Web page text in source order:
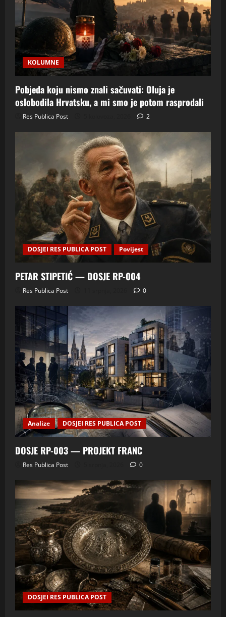
KOLUMNE
Pobjeda koju nismo znali sačuvati: Oluja je
oslobodila Hrvatsku, a mi smo je potom rasprodali
Res Publica Post 2
DOSJEI RES PUBLICA POST Povijest
PETAR STIPETIĆ — DOSJE RP-004
Res Publica Post 0
Analize DOSJEI RES PUBLICA POST
DOSJE RP-003 — PROJEKT FRANC
Res Publica Post 0
DOSJEI RES PUBLICA POST